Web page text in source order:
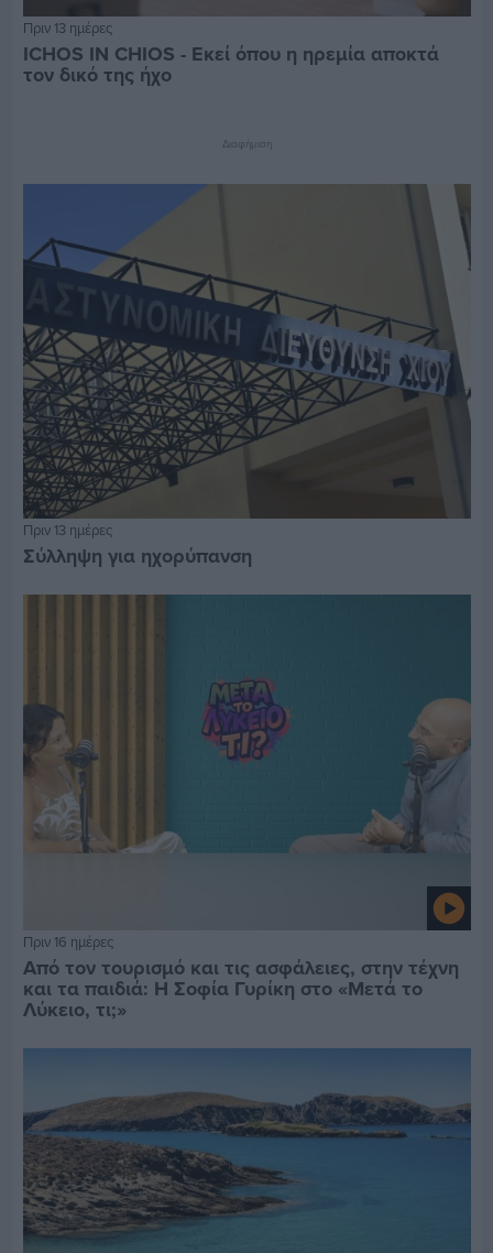
Πριν 13 ημέρες
ICHOS IN CHIOS - Εκεί όπου η ηρεμία αποκτά
τον δικό της ήχο
Διαφήμιση
Πριν 13 ημέρες
Σύλληψη για ηχορύπανση
Πριν 16 ημέρες
Από τον τουρισμό και τις ασφάλειες, στην τέχνη
και τα παιδιά: Η Σοφία Γυρίκη στο «Μετά το
Λύκειο, τι;»